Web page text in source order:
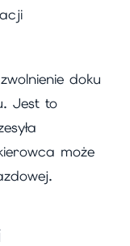
doku
Jest to
może